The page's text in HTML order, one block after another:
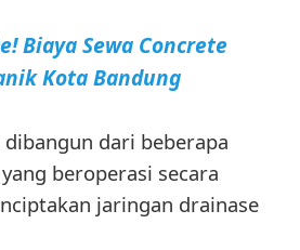
Biaya Sewa Concrete
Kota Bandung
dari beberapa
beroperasi secara
jaringan drainase